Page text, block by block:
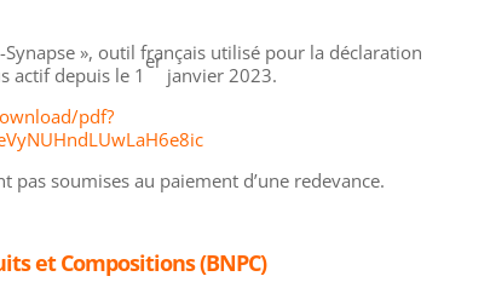
», outil français utilisé pour la déclaration
actif depuis le 1
er
janvier 2023.
pdf?
pas soumises au paiement d’une redevance.
et Compositions (BNPC)